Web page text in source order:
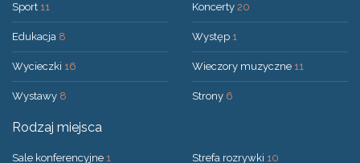
Sport 11
Edukacja 8
Wycieczki 16
Wystawy 8
Koncerty 20
Występ 1
Wieczory muzyczne 11
Strony 6
Rodzaj miejsca
Sale konferencyjne 1 Strefa rozrywki 10